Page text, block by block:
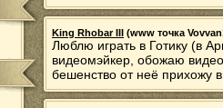
King Rhobar III (www точка
Люблю играть в Готику (в
видеомэйкер, обожаю
бешенство от неё прихожу